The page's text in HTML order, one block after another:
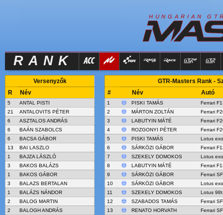
H U N G A R I A N G T
RANK
Versenyzők
R
Név
5
ANTAL PISTI
21
ANTALOVITS PÉTER
6
ASZTALOS ANDRÁS
6
BAÁN SZABOLCS
6
BACSA GÁBOR
13
BAI LASZLO
1
BAJZA LÁSZLÓ
3
BAKOS BALÁZS
1
BAKOS GÁBOR
3
BALAZS BERTALAN
1
BALÁZS NÁNDOR
2
BALOG MARTIN
2
BALOGH ANDRÁS
GTR-Masters Rank -
#
Név Autó
1 PISKI TAMÁS
Ferrari
2
MÁRTON ZOLTÁN
Ferrari
3
LABUTYIN MÁTÉ
Ferrari
4
ROZGONYI PÉTER
Ferrari
5
PISKI TAMÁS
Lotus
6
SÁRKÖZI GÁBOR
Ferrari
7
SZEKELY DOMOKOS
Lotus
8
LABUTYIN MÁTÉ
Ferrari
9
SÁRKÖZI GÁBOR
Ferrari
10
SÁRKÖZI GÁBOR
Lotus
11
SZEKELY DOMOKOS
Lotus 98t
12
SZABADOS TAMÁS
Ferrari
13
RENATO HORVATH
Ferrari